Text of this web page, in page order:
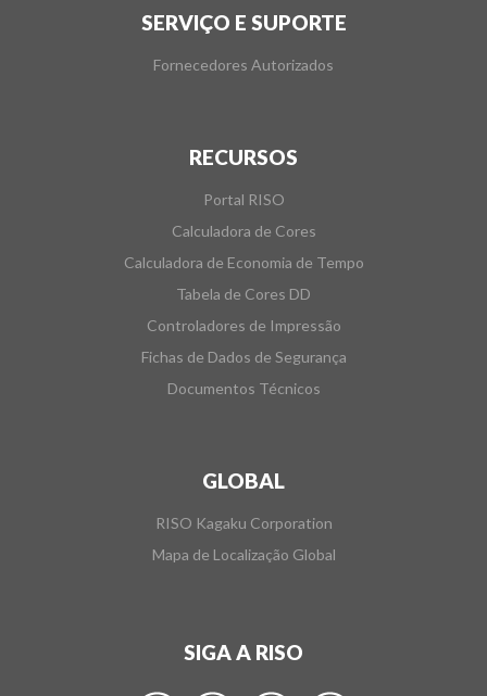
SERVIÇO E SUPORTE
Fornecedores Autorizados
RECURSOS
Portal RISO
Calculadora de Cores
Calculadora de Economia de Tempo
Tabela de Cores DD
Controladores de Impressão
Fichas de Dados de Segurança
Documentos Técnicos
GLOBAL
RISO Kagaku Corporation
Mapa de Localização Global
SIGA A RISO